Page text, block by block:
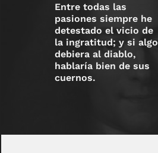
Entre todas las
pasiones siempre he
detestado el vicio de
la ingratitud; y si algo
debiera al diablo,
hablaría bien de sus
cuernos.